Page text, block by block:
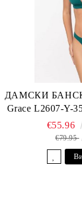
ДАМСКИ
Grace L2607-Y-
€55.96
€79.95